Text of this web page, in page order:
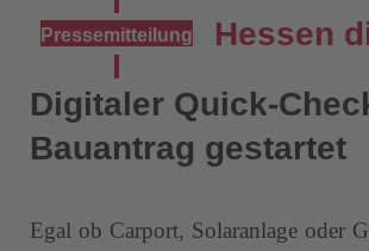
Pressemitteilung
Hessen
Digitaler Quick-
Bauantrag gestartet
Egal ob Carport, Solaranlage oder